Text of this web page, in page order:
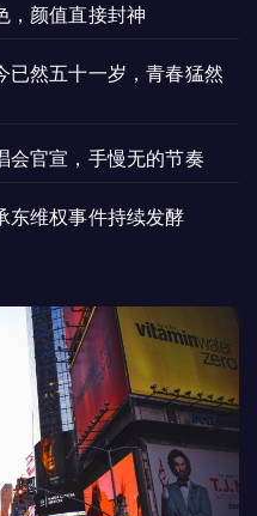
，颜值直接封神
已然五十一岁，青春猛然
会官宣，手慢无的节奏
东维权事件持续发酵